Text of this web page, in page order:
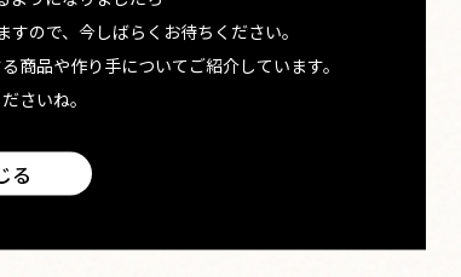
ので、今しばらくお待ちください。
商品や作り手についてご紹介しています。
さいね。
る